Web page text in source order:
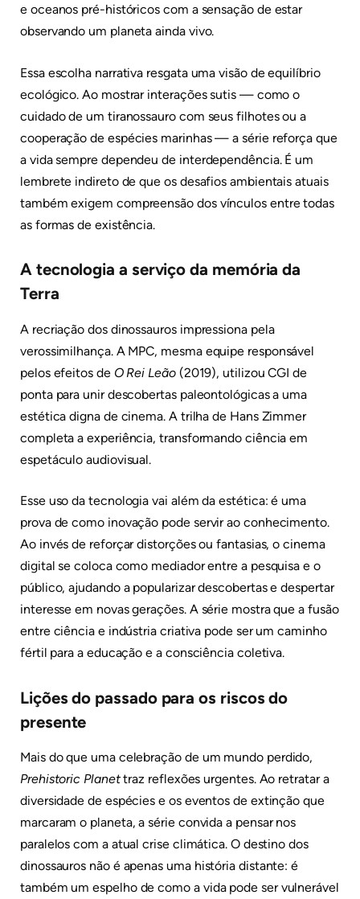
e oceanos pré-históricos com a sensação de estar
observando um planeta ainda vivo.
Essa escolha narrativa resgata uma visão de equilíbrio
ecológico. Ao mostrar interações sutis — como o
cuidado de um tiranossauro com seus filhotes ou a
cooperação de espécies marinhas — a série reforça que
a vida sempre dependeu de interdependência. É um
lembrete indireto de que os desafios ambientais atuais
também exigem compreensão dos vínculos entre todas
as formas de existência.
A tecnologia a serviço da memória da
Terra
A recriação dos dinossauros impressiona pela
verossimilhança. A MPC, mesma equipe responsável
pelos efeitos de O Rei Leão(2019), utilizou CGI de
ponta para unir descobertas paleontológicas a uma
estética digna de cinema. A trilha de Hans Zimmer
completa a experiência, transformando ciência em
espetáculo audiovisual.
Esse uso da tecnologia vai além da estética: é uma
prova de como inovação pode servir ao conhecimento.
Ao invés de reforçar distorções ou fantasias, o cinema
digital se coloca como mediador entre a pesquisa e o
público, ajudando a popularizar descobertas e despertar
interesse em novas gerações. A série mostra que a fusão
entre ciência e indústria criativa pode ser um caminho
fértil para a educação e a consciência coletiva.
Lições do passado para os riscos do
presente
Mais do que uma celebração de um mundo perdido,
Prehistoric Planettraz reflexões urgentes. Ao retratar a
diversidade de espécies e os eventos de extinção que
marcaram o planeta, a série convida a pensar nos
paralelos com a atual crise climática. O destino dos
dinossauros não é apenas uma história distante: é
também um espelho de como a vida pode ser vulnerável